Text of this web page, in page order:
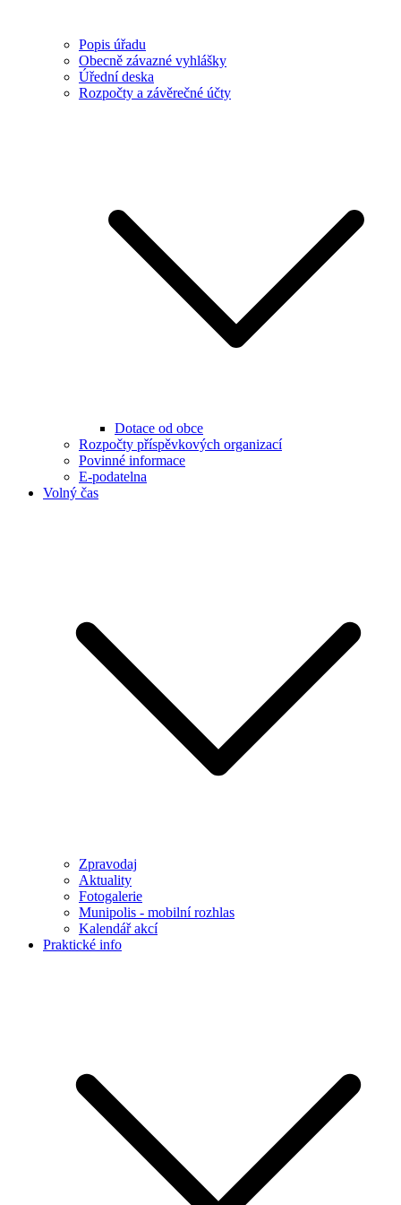
Popis úřadu
Obecně závazné vyhlášky
Úřední deska
Rozpočty a závěrečné účty
Dotace od obce
Rozpočty příspěvkových organizací
Povinné informace
E-podatelna
Volný čas
Zpravodaj
Aktuality
Fotogalerie
Munipolis - mobilní rozhlas
Kalendář akcí
Praktické info